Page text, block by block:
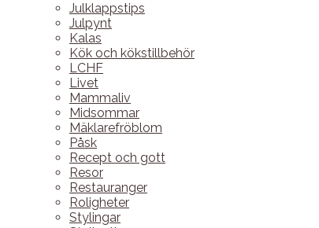
Julklappstips
Julpynt
Kalas
Kök och kökstillbehör
LCHF
Livet
Mammaliv
Midsommar
Mäklarefröblom
Påsk
Recept och gott
Resor
Restauranger
Roligheter
Stylingar